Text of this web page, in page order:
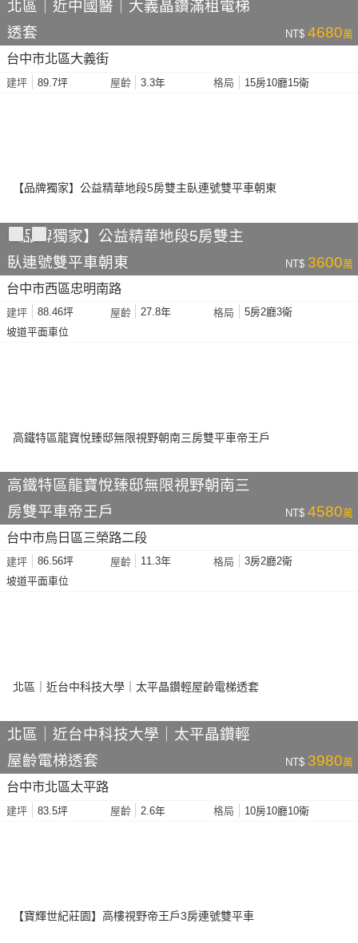
北區｜近中國醫｜大義晶鑽滿租電梯
透套
NT$ 4680萬
台中市北區大義街
建坪 89.7坪 屋齡 3.3年 格局 15房10廳15衛
【品牌獨家】公益精華地段5房雙主
臥連號雙平車朝東
NT$ 3600萬
台中市西區忠明南路
建坪 88.46坪 屋齡 27.8年 格局
5房2廳3衛
坡道平面車位
高鐵特區龍寶悅臻邸無限視野朝南三
房雙平車帝王戶
NT$ 4580萬
台中市烏日區三榮路二段
建坪 86.56坪 屋齡 11.3年 格局
3房2廳2衛
坡道平面車位
北區｜近台中科技大學｜太平晶鑽輕
屋齡電梯透套
NT$ 3980萬
台中市北區太平路
建坪 83.5坪 屋齡 2.6年 格局 10房10廳10衛